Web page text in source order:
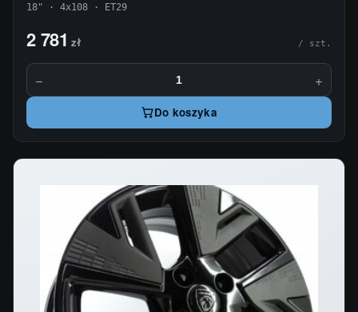
18" · 4x108 · ET29
2 781 zł / szt.
− +
Do koszyka